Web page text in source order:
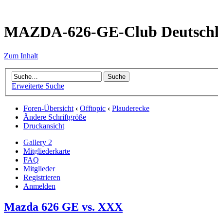
MAZDA-626-GE-Club
Zum Inhalt
Erweiterte Suche
Foren-Übersicht ‹ Offtopic ‹ Plauderecke
Ändere Schriftgröße
Druckansicht
Gallery 2
Mitgliederkarte
FAQ
Mitglieder
Registrieren
Anmelden
Mazda 626 GE vs. XXX